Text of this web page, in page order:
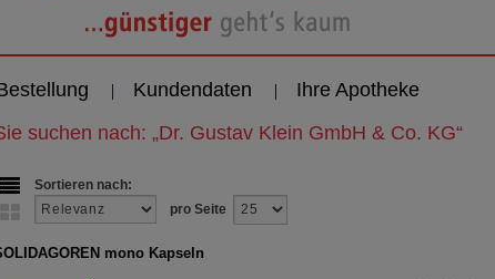
Kundendaten Ihre Apotheke
suchen nach: „Dr. Gustav Klein GmbH & Co. KG“
Sortieren nach:
pro Seite
mono Kapseln